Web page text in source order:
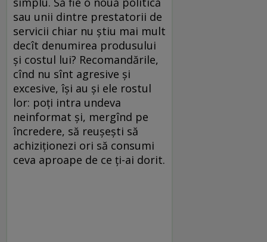
sau unii dintre prestatorii de
servicii chiar nu ştiu mai mult
decît denumirea produsului
şi costul lui? Recomandările,
cînd nu sînt agresive şi
excesive, îşi au şi ele rostul
lor: poţi intra undeva
neinformat şi, mergînd pe
încredere, să reuşeşti să
achiziţionezi ori să consumi
ceva aproape de ce ţi-ai dorit.